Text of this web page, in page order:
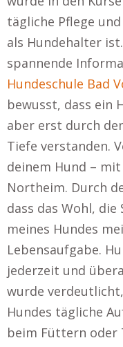
tägliche Pflege
als Hundehalter
spannende
Hundeschule Bad
bewusst, dass ein
aber erst durch
Tiefe verstanden.
deinem Hund –
Northeim. Durch
dass das Wohl,
meines Hundes
Lebensaufgabe.
jederzeit und
wurde
Hundes tägliche
beim Füttern oder